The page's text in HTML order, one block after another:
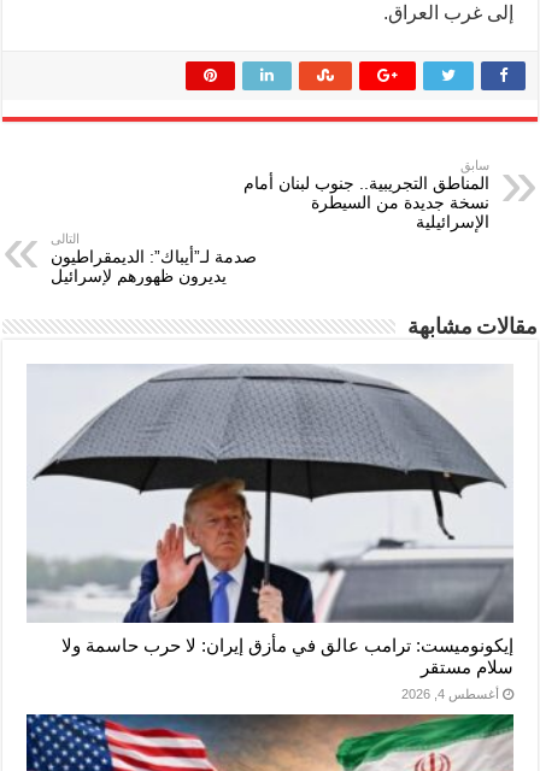
إلى غرب العراق.
سابق
المناطق التجريبية.. جنوب لبنان أمام
نسخة جديدة من السيطرة
الإسرائيلية
التالى
صدمة لـ”أيباك”: الديمقراطيون
يديرون ظهورهم لإسرائيل
مقالات مشابهة
إيكونوميست: ترامب عالق في مأزق إيران: لا حرب حاسمة ولا
سلام مستقر
أغسطس 4, 2026